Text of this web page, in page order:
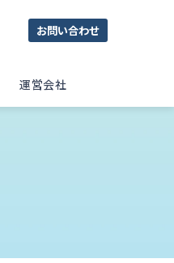
お問い合わせ
運営会社